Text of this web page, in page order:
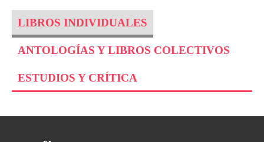
LIBROS INDIVIDUALES
ANTOLOGÍAS Y LIBROS COLECTIVOS
ESTUDIOS Y CRÍTICA